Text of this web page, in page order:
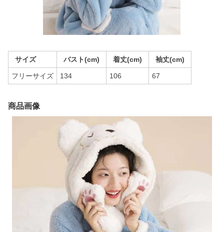
サイズ バスト(cm) 着丈(cm) 袖丈(cm)
フリーサイズ 134 106 67
商品画像